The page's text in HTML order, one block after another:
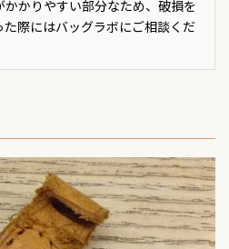
かかりやすい部分なため、破損を
た際にはバッグラボにご相談くだ